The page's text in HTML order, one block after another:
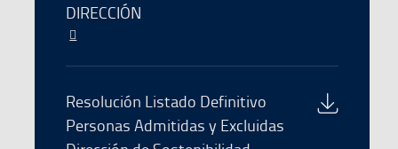
DIRECCIÓN
se
abre
en
una
Download
of
the
Resolución Listado Definitivo
Personas Admitidas y Excluidas